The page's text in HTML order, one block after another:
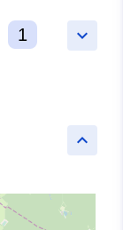
keyboard_arrow_down
1
keyboard_arrow_up